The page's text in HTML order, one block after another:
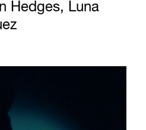
Hedges, Luna